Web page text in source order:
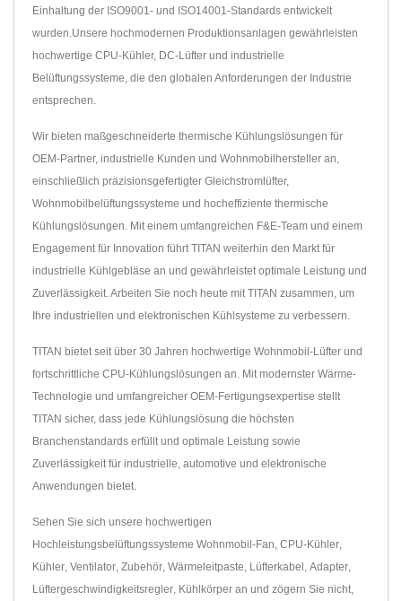
Einhaltung der ISO9001- und ISO14001-Standards entwickelt
wurden.Unsere hochmodernen Produktionsanlagen gewährleisten
hochwertige CPU-Kühler, DC-Lüfter und industrielle
Belüftungssysteme, die den globalen Anforderungen der Industrie
entsprechen.
Wir bieten maßgeschneiderte thermische Kühlungslösungen für
OEM-Partner, industrielle Kunden und Wohnmobilhersteller an,
einschließlich präzisionsgefertigter Gleichstromlüfter,
Wohnmobilbelüftungssysteme und hocheffiziente thermische
Kühlungslösungen. Mit einem umfangreichen F&E-Team und einem
Engagement für Innovation führt TITAN weiterhin den Markt für
industrielle Kühlgebläse an und gewährleistet optimale Leistung und
Zuverlässigkeit. Arbeiten Sie noch heute mit TITAN zusammen, um
Ihre industriellen und elektronischen Kühlsysteme zu verbessern.
TITAN bietet seit über 30 Jahren hochwertige Wohnmobil-Lüfter und
fortschrittliche CPU-Kühlungslösungen an. Mit modernster Wärme-
Technologie und umfangreicher OEM-Fertigungsexpertise stellt
TITAN sicher, dass jede Kühlungslösung die höchsten
Branchenstandards erfüllt und optimale Leistung sowie
Zuverlässigkeit für industrielle, automotive und elektronische
Anwendungen bietet.
Sehen Sie sich unsere hochwertigen
Hochleistungsbelüftungssysteme Wohnmobil-Fan, CPU-Kühler,
Kühler, Ventilator, Zubehör, Wärmeleitpaste, Lüfterkabel , Adapter,
Lüftergeschwindigkeitsregler, Kühlkörper an und zögern Sie nicht,